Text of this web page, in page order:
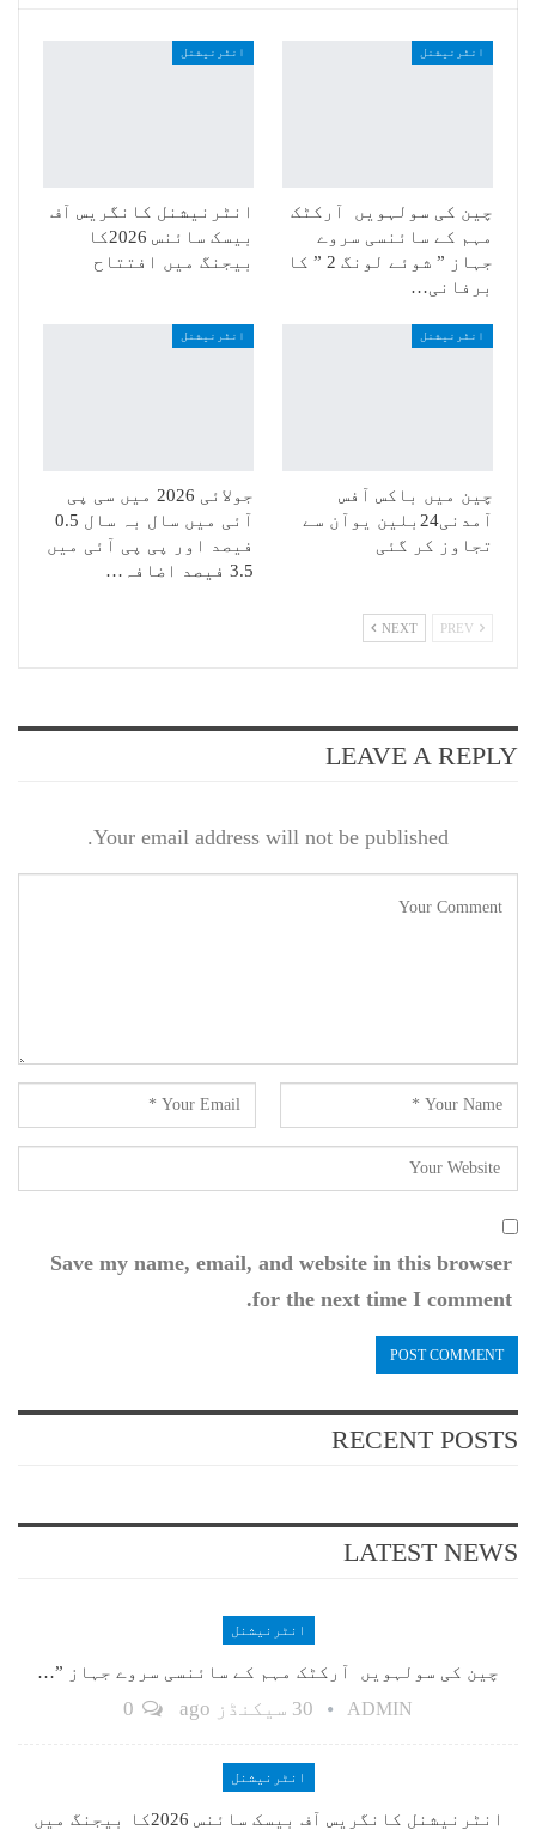
انٹرنیشنل
چین کی سولہویں آرکٹک
مہم کے سائنسی سروے
جہاز ” شوئے لونگ 2 ” کا
برفانی…
انٹرنیشنل
انٹرنیشنل کانگریس آف
بیسک سائنس 2026کا
بیجنگ میں افتتاح
انٹرنیشنل
چین میں باکس آفس
آمدنی24بلین یوآن سے
تجاوز کر گئی
انٹرنیشنل
جولائی 2026 میں سی پی
آئی میں سال بہ سال 0.5
فیصد اور پی پی آئی میں
3.5 فیصد اضافہ…
NEXT
LEAVE A REPLY
Your email address will not be published.
Save my name, email, and website in this browser
for the next time I comment.
RECENT POSTS
LATEST NEWS
انٹرنیشنل
چین کی سولہویں آرکٹک مہم کے سائنسی سروے جہاز ”…
ADMIN 30 سیکنڈز ago
انٹرنیشنل
انٹرنیشنل کانگریس آف بیسک سائنس 2026کا بیجنگ میں